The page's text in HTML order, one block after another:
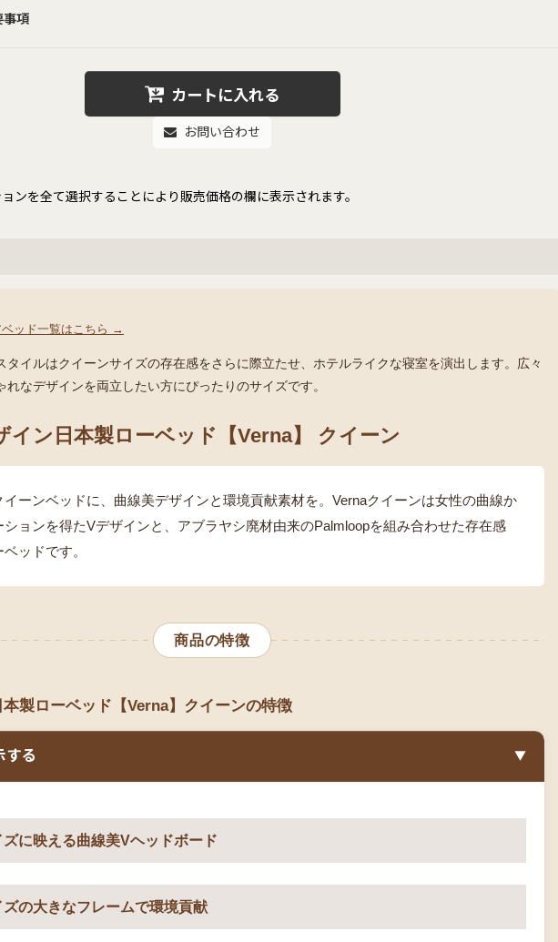
事項
カートに入れる
お問い合わせ
ンを全て選択することにより販売価格の欄に表示されます。
ッド一覧はこちら →
タイルはクイーンサイズの存在感をさらに際立たせ、ホテルライクな寝室を演出します。広々
れなデザインを両立したい方にぴったりのサイズです。
イン日本製ローベッド【Verna】 クイーン
ーンベッドに、曲線美デザインと環境貢献素材を。Vernaクイーンは女性の曲線か
ションを得たVデザインと、アブラヤシ廃材由来のPalmloopを組み合わせた存在感
ッドです。
商品の特徴
製ローベッド【Verna】クイーンの特徴
する ▼
に映える曲線美Vヘッドボード
の大きなフレームで環境貢献